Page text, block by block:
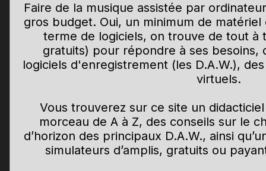
Faire de la musique assistée par
gros budget. Oui, un minimum de
terme de logiciels, on trouve de tout à
gratuits) pour répondre à ses besoins,
logiciels d'enregistrement (les D.A.W.),
virtuels.
Vous trouverez sur ce site un
morceau de A à Z, des conseils sur le
d’horizon des principaux D.A.W., ainsi
simulateurs d’amplis, gratuits ou